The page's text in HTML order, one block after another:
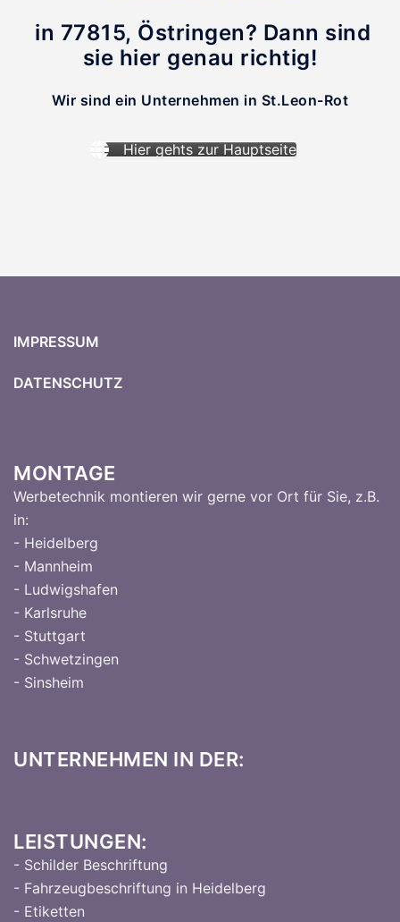
in 77815, Östringen? Dann sind
sie hier genau richtig!
Wir sind ein Unternehmen in St.Leon-Rot
Hier gehts zur Hauptseite
IMPRESSUM
DATENSCHUTZ
MONTAGE
Werbetechnik montieren wir gerne vor Ort für Sie, z.B.
in:
- Heidelberg
- Mannheim
- Ludwigshafen
- Karlsruhe
- Stuttgart
- Schwetzingen
- Sinsheim
UNTERNEHMEN IN DER:
LEISTUNGEN:
- Schilder Beschriftung
- Fahrzeugbeschriftung in Heidelberg
- Etiketten